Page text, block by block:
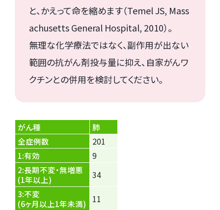
と、かえって命を縮めます（Temel JS, Mass
achusetts General Hospital, 2010）。
無理な化学療法ではなく、副作用が出ない
範囲の抗がん剤投与量に抑え、自家がんワ
クチンとの併用を検討してください。
がん種
肺
全症例数
201
1:有効
9
2:長期不変・無増悪
(1年以上)
34
3:不変
(6ヶ月以上1年未満)
11